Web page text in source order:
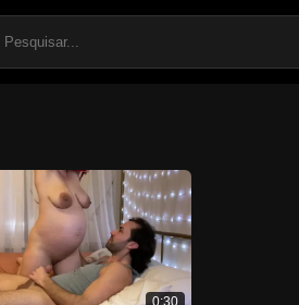
Search
for: